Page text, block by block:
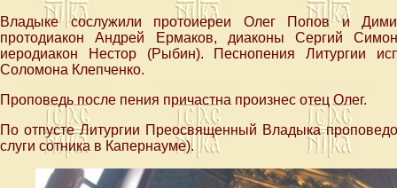
Владыке сослужили протоиереи Олег Попов и
протодиакон Андрей Ермаков, диаконы Сергий
иеродиакон Нестор (Рыбин). Песнопения Литургии
Соломона Клепченко.
Проповедь после пения причастна произнес отец Олег.
По отпусте Литургии Преосвященный Владыка
слуги сотника в Капернауме).